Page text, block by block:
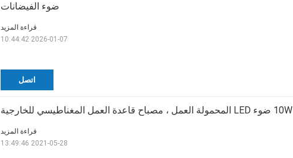
ضوء الفيضانات
اتصل
قراءة المزيد
2026-01-07 10:44:42
10W ضوء LED المحمولة العمل ، مصباح قاعدة العمل المغناطيسي للخارجية
قراءة المزيد
2021-05-28 13:49:46